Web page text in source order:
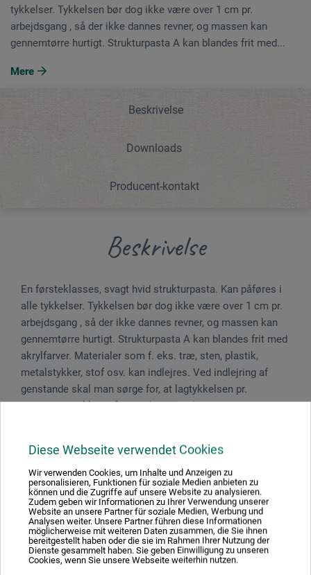
Diese Webseite verwendet Cookies
Wir verwenden Cookies, um Inhalte und Anzeigen zu
personalisieren, Funktionen für soziale Medien anbieten zu
können und die Zugriffe auf unsere Website zu analysieren.
Zudem geben wir Informationen zu Ihrer Verwendung unserer
Website an unsere Partner für soziale Medien, Werbung und
Analysen weiter. Unsere Partner führen diese Informationen
möglicherweise mit weiteren Daten zusammen, die Sie ihnen
bereitgestellt haben oder die sie im Rahmen Ihrer Nutzung der
Dienste gesammelt haben. Sie geben Einwilligung zu unseren
Cookies, wenn Sie unsere Webseite weiterhin nutzen.
tykkelser. Tykkelsen bør dog ikke være over 1 cm pr.
arbejdsgang , så der ikke dannes revner, og massen kan
gennemtørre hurtigt. Strukturpasta A kan blandes frit med...
Mere
Beskrivelse
Downloads
Producent-kontakt
Beskrivelse
En førsteklasses, svagt hvid strukturpasta. Kan påføres i
alle tykkelser. Tykkelsen bør dog ikke være over 1 cm pr.
arbejdsgang , så der ikke dannes revner, og massen kan
gennemtørre hurtigt. Strukturpasta A kan blandes frit med
akrylfarver. Materialer som f. eks. træ, sten, plastik,
metalstykker, stof osv. kan indlejres. Ved indlejring af
genstande skal man sørge for, at lagtykkelsen pr.
arbejdsgang ikke er for høj (ca. 5 mm). Gennemtørrede
Faresætninger
Indeholder biocidprodukter. Indeholder: BIT, CIT/MIT,
OIT, BNPD. Kan udløse allergisk reaktion.